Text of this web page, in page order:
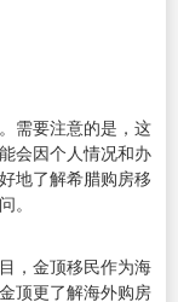
需要注意的是，这
会因个人情况和办
地了解希腊购房移
。
，金顶移民作为海
顶更了解海外购房